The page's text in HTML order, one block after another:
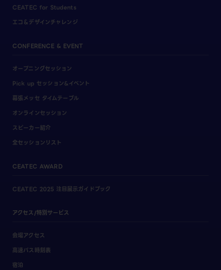
CEATEC for Students
エコ＆デザインチャレンジ
CONFERENCE & EVENT
オープニングセッション
Pick up セッション&イベント
幕張メッセ タイムテーブル
オンラインセッション
スピーカー紹介
全セッションリスト
CEATEC AWARD
CEATEC 2025 注目展示ガイドブック
アクセス/特別サービス
会場アクセス
高速バス時刻表
宿泊